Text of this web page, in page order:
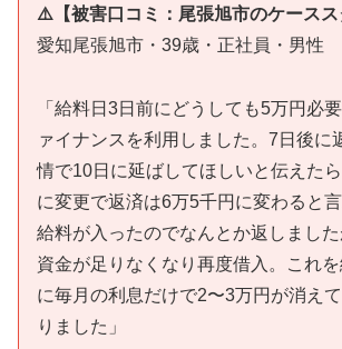
⚠️【被害口コミ：尾張旭市のケースス
愛知尾張旭市・39歳・正社員・男性
「給料日3日前にどうしても5万円必
ァイナンスを利用しました。7日後に
情で10日に延ばしてほしいと伝えた
に変更で返済は6万5千円に変わると言
給料が入ったのでなんとか返しまし
資金が足りなくなり再度借入。これ
に毎月の利息だけで2〜3万円が消え
りました」